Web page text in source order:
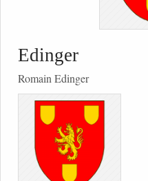
Edinger
Romain Edinger